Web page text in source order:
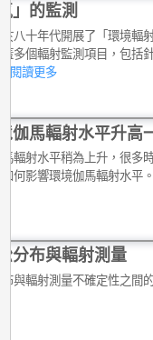
」的監測
八十年代開展了「環境輻
多個輻射監測項目，包括
...閱讀更多
伽馬輻射水平升高
輻射水平稍為上升，很多
何影響環境伽馬輻射水平。
分布與輻射測量
與輻射測量不確定性之間